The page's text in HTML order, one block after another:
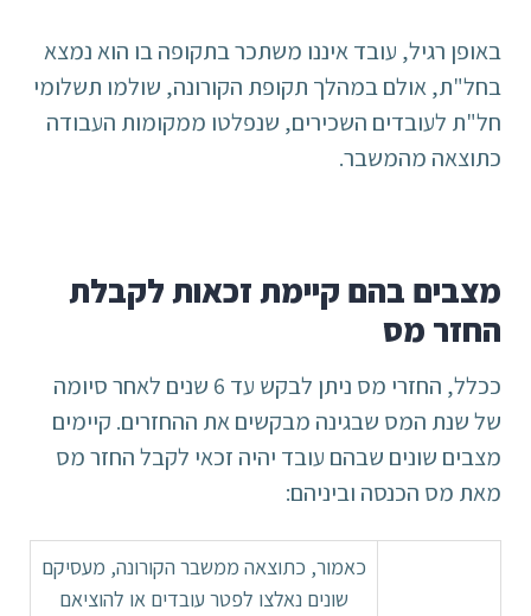
באופן רגיל, עובד איננו משתכר בתקופה בו הוא נמצא
בחל"ת, אולם במהלך תקופת הקורונה, שולמו תשלומי
חל"ת לעובדים השכירים, שנפלטו ממקומות העבודה
כתוצאה מהמשבר.
מצבים בהם קיימת זכאות לקבלת
החזר מס
ככלל, החזרי מס ניתן לבקש עד 6 שנים לאחר סיומה
של שנת המס שבגינה מבקשים את ההחזרים. קיימים
מצבים שונים שבהם עובד יהיה זכאי לקבל החזר מס
מאת מס הכנסה וביניהם:
כאמור, כתוצאה ממשבר הקורונה, מעסיקם
שונים נאלצו לפטר עובדים או להוציאם